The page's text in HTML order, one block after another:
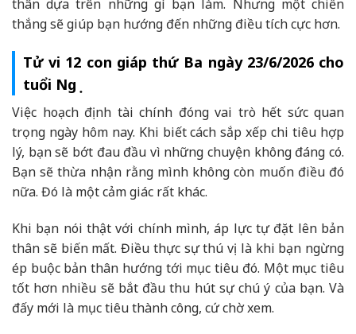
thân dựa trên những gì bạn làm. Nhưng một chiến
thắng sẽ giúp bạn hướng đến những điều tích cực hơn.
Tử vi 12 con giáp thứ Ba ngày 23/6/2026 cho
tuổi Ngọ
Việc hoạch định tài chính đóng vai trò hết sức quan
trọng ngày hôm nay. Khi biết cách sắp xếp chi tiêu hợp
lý, bạn sẽ bớt đau đầu vì những chuyện không đáng có.
Bạn sẽ thừa nhận rằng mình không còn muốn điều đó
nữa. Đó là một cảm giác rất khác.
Khi bạn nói thật với chính mình, áp lực tự đặt lên bản
thân sẽ biến mất. Điều thực sự thú vị là khi bạn ngừng
ép buộc bản thân hướng tới mục tiêu đó. Một mục tiêu
tốt hơn nhiều sẽ bắt đầu thu hút sự chú ý của bạn. Và
đấy mới là mục tiêu thành công, cứ chờ xem.